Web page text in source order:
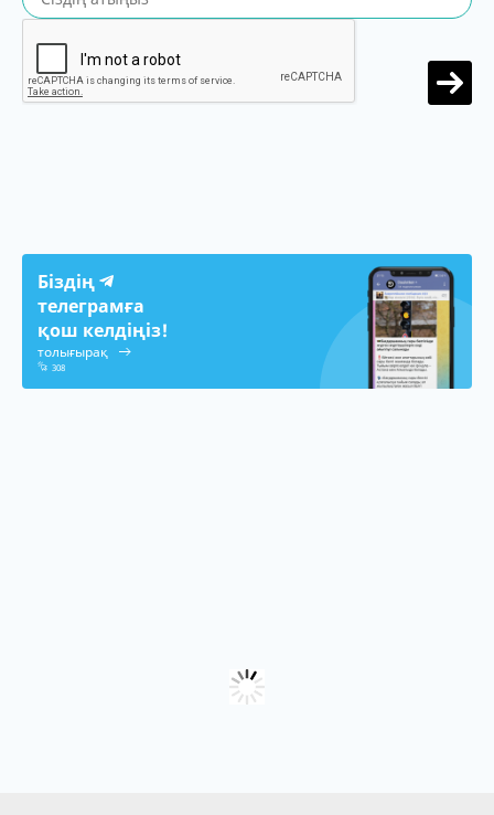
Біздің
телеграмға
қош келдіңіз!
толығырақ
308